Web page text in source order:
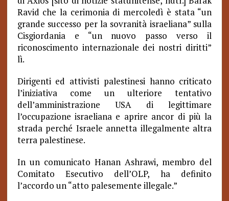
Ravid che la cerimonia di mercoledì è stata “un
grande successo per la sovranità israeliana” sulla
Cisgiordania e “un nuovo passo verso il
riconoscimento internazionale dei nostri diritti”
lì.
Dirigenti ed attivisti palestinesi hanno criticato
l’iniziativa come un ulteriore tentativo
dell’amministrazione USA di legittimare
l’occupazione israeliana e aprire ancor di più la
strada perché Israele annetta illegalmente altra
terra palestinese.
In un comunicato Hanan Ashrawi, membro del
Comitato Esecutivo dell’OLP, ha definito
l’accordo un “atto palesemente illegale.”